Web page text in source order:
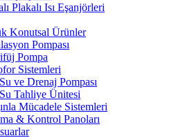
Plakalı Isı Eşanjörleri
Konutsal Ürünler
Pompası
Pompa
Sistemleri
ve Drenaj Pompası
Tahliye Ünitesi
Mücadele Sistemleri
& Kontrol Panoları